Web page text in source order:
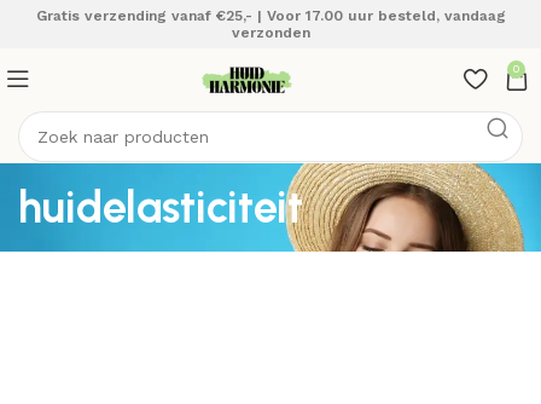
Gratis verzending vanaf €25,- | Voor 17.00 uur besteld, vandaag
verzonden
0
huidelasticiteit